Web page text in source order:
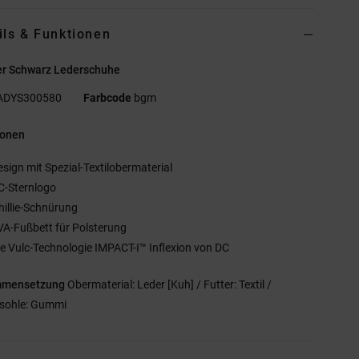
& Funktionen
Schwarz Lederschuhe
Farbcode bgm
mit Spezial-Textilobermaterial
Sternlogo
Schnürung
Fußbett für Polsterung
Vulc-Technologie IMPACT-I™ Inflexion von DC
Obermaterial: Leder [Kuh] / Futter: Textil /
Gummi